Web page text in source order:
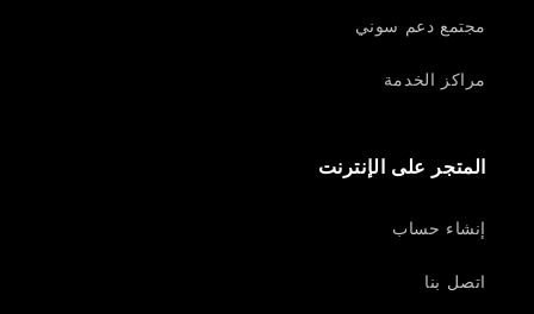
مجتمع دعم سوني
مراكز الخدمة
المتجر على الإنترنت
إنشاء حساب
اتصل بنا